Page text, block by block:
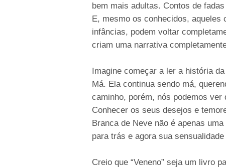
bem mais adultas. Contos de
E, mesmo os conhecidos, aqueles
infâncias, podem voltar
criam uma narrativa
Imagine começar a ler a história
Má. Ela continua sendo má,
caminho, porém, nós podemos
Conhecer os seus desejos e
Branca de Neve não é apenas
para trás e agora sua
Creio que “Veneno” seja um livro